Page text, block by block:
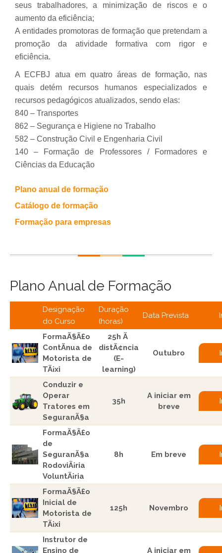
seus trabalhadores, a minimização de riscos e o
aumento da eficiência;
A entidades promotoras de formação que pretendam a
promoção da atividade formativa com rigor e
eficiência.
A ECFBJ atua em quatro áreas de formação, nas
quais detém recursos humanos especializados e
recursos pedagógicos atualizados, sendo elas:
840 – Transportes
862 – Segurança e Higiene no Trabalho
582 – Construção Civil e Engenharia Civil
140 – Formação de Professores / Formadores e
Ciências da Educação
Plano anual de formação
Catálogo de formação
Formação para empresas
Plano Anual de Formação
Designação
do Curso
Duração
(horas)
Data Prevista
FormaÃ§Ã£o
ContÃ­nua de
Motorista de
TÃ¡xi
25h Ã
distÃ¢ncia
(E-
learning)
Outubro
Conduzir e
Operar
Tratores em
SeguranÃ§a
35h
A iniciar em
breve
FormaÃ§Ã£o
de
SeguranÃ§a
RodoviÃ¡ria
VoluntÃ¡ria
8h Em breve
FormaÃ§Ã£o
Inicial de
Motorista de
TÃ¡xi
125h Novembro
Instrutor de
Ensino de
A iniciar em